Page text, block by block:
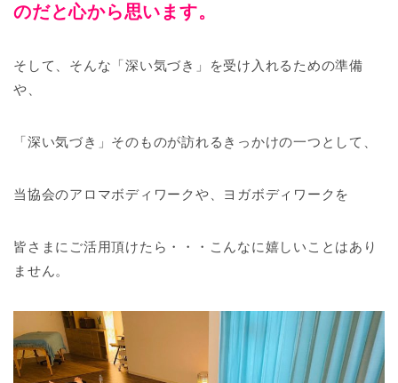
のだと心から思います。
そして、そんな「深い気づき」を受け入れるための準備
や、
「深い気づき」そのものが訪れるきっかけの一つとして、
当協会のアロマボディワークや、ヨガボディワークを
皆さまにご活用頂けたら・・・こんなに嬉しいことはあり
ません。